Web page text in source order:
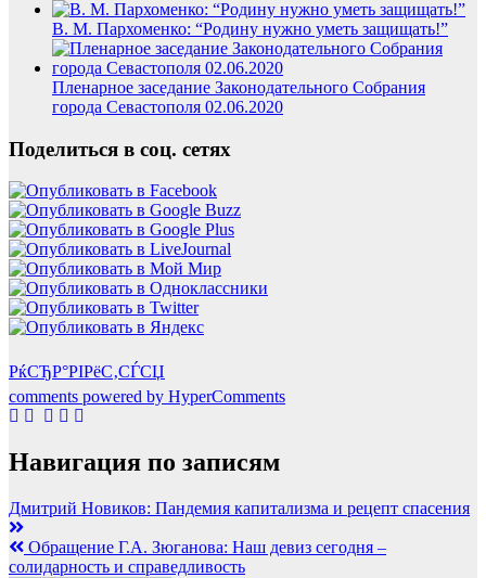
В. М. Пархоменко: “Родину нужно уметь защищать!”
Пленарное заседание Законодательного Собрания
города Севастополя 02.06.2020
Поделиться в соц. сетях
РќСЂР°РІРёС‚СЃСЏ
comments powered by HyperComments
Навигация по записям
Дмитрий Новиков: Пандемия капитализма и рецепт спасения
Обращение Г.А. Зюганова: Наш девиз сегодня –
солидарность и справедливость